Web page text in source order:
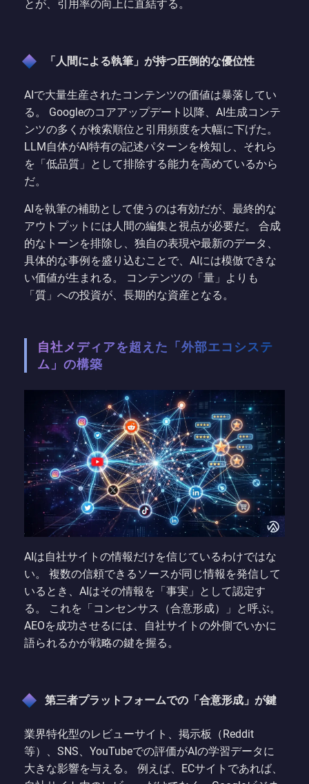
とが、引用率の向上に直結する。
「人間による執筆」が持つ圧倒的な優位性
AIで大量生産されたコンテンツの価値は暴落してい
る。 Googleのコアアップデート以降、AI生成コンテ
ンツの多くが検索順位と引用頻度を大幅に下げた。
LLM自体がAI特有の記述パターンを検知し、それら
を「低品質」として排除する能力を高めているから
だ。
AIを執筆の補助として使うのは有効だが、最終的な
アウトプットには人間の編集と視点が必要だ。 合成
的なトーンを排除し、独自の表現や最新のデータ、
具体的な事例を盛り込むことで、AIには模倣できな
い価値が生まれる。 コンテンツの「量」よりも
「質」への投資が、長期的な資産となる。
自社メディアを超えた「外部エコシステ
ム」の構築
AIは自社サイトの情報だけを信じているわけではな
い。 複数の信頼できるソースが同じ情報を発信して
いるとき、AIはその情報を「事実」として認定す
る。 これを「コンセンサス（合意形成）」と呼ぶ。
AEOを成功させるには、自社サイトの外側でいかに
語られるかが戦略の鍵を握る。
第三者プラットフォームでの「合意形成」が鍵
業界特化型のレビューサイト、掲示板（Reddit
等）、SNS、YouTubeでの評価がAIの学習データに
大きな影響を与える。 例えば、ECサイトであれば、